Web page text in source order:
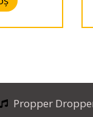
Propper